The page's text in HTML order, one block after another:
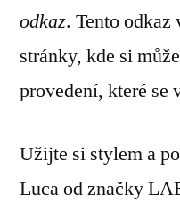
odkaz. Tento odkaz
stránky, kde si
provedení, které se
Užijte si stylem a
Luca od značky